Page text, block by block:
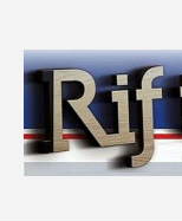
content